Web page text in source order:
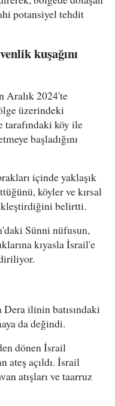
potansiyel tehdit
kuşağını
Aralık 2024'te
üzerindeki
köy ile
başladığını
içinde yaklaşık
köyler ve kırsal
belirtti.
Sünni nüfusun,
kıyasla İsrail'e
ilinin batısındaki
da değindi.
dönen İsrail
ateş açıldı. İsrail
atışları ve taarruz